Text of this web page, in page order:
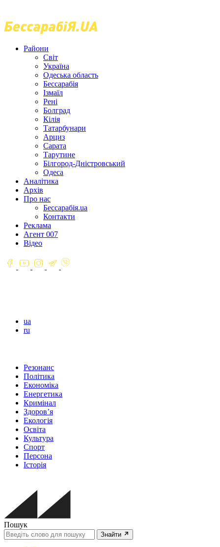
Райони
Світ
Україна
Одеська область
Бессарабія
Ізмаїл
Рені
Болград
Кілія
Татарбунари
Арциз
Сарата
Тарутине
Білгород-Дністровський
Одеса
Аналітика
Архів
Про нас
Бессарабія.ua
Контакти
Реклама
Агент 007
Відео
ua
ru
Резонанс
Політика
Економіка
Енергетика
Кримінал
Здоров’я
Екологія
Освіта
Культура
Спорт
Персона
Історія
Пошук
Знайти